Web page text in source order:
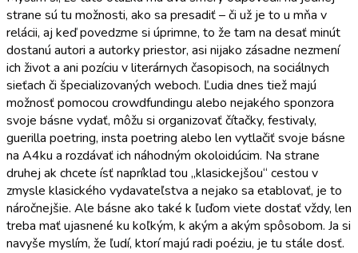
strane sú tu možnosti, ako sa presadiť – či už je to u mňa v
relácii, aj keď povedzme si úprimne, to že tam na desať minút
dostanú autori a autorky priestor, asi nijako zásadne nezmení
ich život a ani pozíciu v literárnych časopisoch, na sociálnych
sieťach či špecializovaných weboch. Ľudia dnes tiež majú
možnosť pomocou crowdfundingu alebo nejakého sponzora
svoje básne vydať, môžu si organizovať čítačky, festivaly,
guerilla poetring, insta poetring alebo len vytlačiť svoje básne
na A4ku a rozdávať ich náhodným okoloidúcim. Na strane
druhej ak chcete ísť napríklad tou „klasickejšou“ cestou v
zmysle klasického vydavateľstva a nejako sa etablovať, je to
náročnejšie. Ale básne ako také k ľuďom viete dostať vždy, len
treba mať ujasnené ku koľkým, k akým a akým spôsobom. Ja si
navyše myslím, že ľudí, ktorí majú radi poéziu, je tu stále dosť.